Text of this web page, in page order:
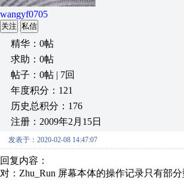
wangyf0705
关注 私信
精华：0帖
求助：0帖
帖子：0帖 | 7回
年度积分：121
历史总积分：176
注册：2009年2月15日
发表于：2020-02-08 14:47:07
回复内容：
对：Zhu_Run 屏幕本体的操作记录只有部